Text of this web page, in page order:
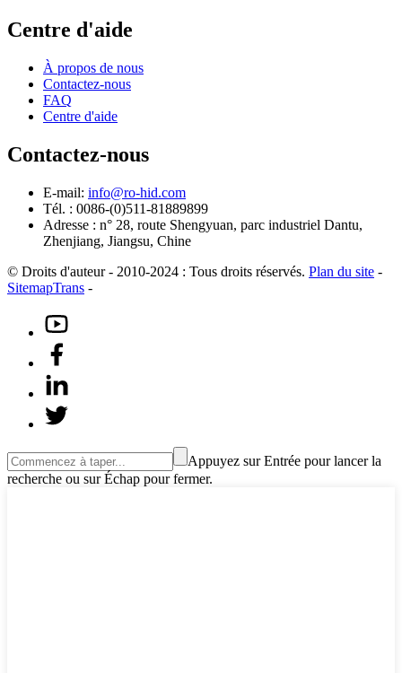
Centre d'aide
À propos de nous
Contactez-nous
FAQ
Centre d'aide
Contactez-nous
E-mail: info@ro-hid.com
Tél. : 0086-(0)511-81889899
Adresse : n° 28, route Shengyuan, parc industriel Dantu,
Zhenjiang, Jiangsu, Chine
© Droits d'auteur - 2010-2024 : Tous droits réservés. Plan du site -
SitemapTrans -
Appuyez sur Entrée pour lancer la
recherche ou sur Échap pour fermer.